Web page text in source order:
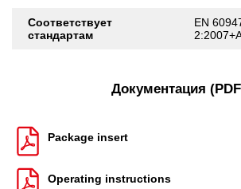
Соответствует
стандартам
EN
Документация
Package insert
Operating instructions